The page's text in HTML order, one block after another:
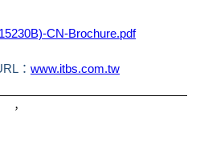
CN-Brochure.pdf
： www.itbs.com.tw
，